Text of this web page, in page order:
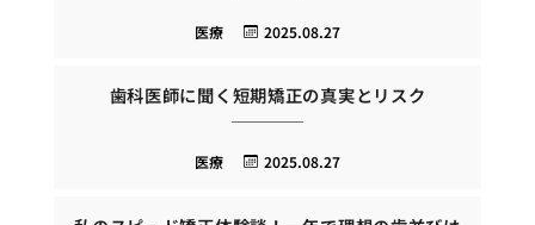
2025.08.27
医療
歯科医師に聞く短期矯正の真実とリスク
2025.08.27
医療